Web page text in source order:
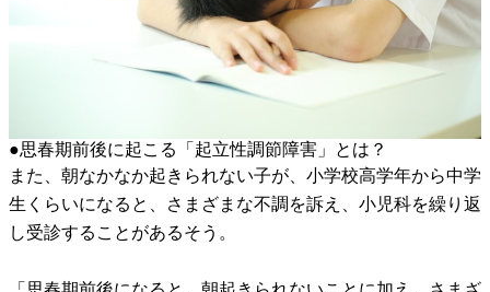
●思春期前後に起こる「起立性調節障害」とは？
また、朝なかなか起きられない子が、小学校高学年から中学
生くらいになると、さまざまな不調を訴え、小児科を繰り返
し受診することがあるそう。